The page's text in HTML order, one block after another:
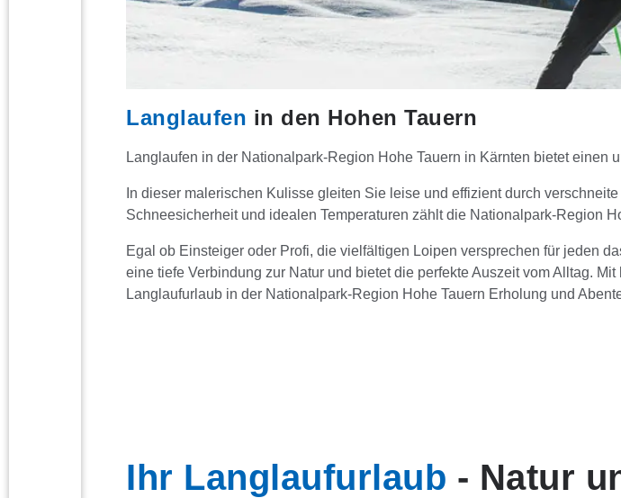
Langlaufen in den Hohen Tauern
Langlaufen in der Nationalpark-Region Hohe Tauern in Kärnten bietet
In dieser malerischen Kulisse gleiten Sie leise und effizient durch
Schneesicherheit und idealen Temperaturen zählt die Nationalpark-Region
Egal ob Einsteiger oder Profi, die vielfältigen Loipen versprechen für jeden
eine tiefe Verbindung zur Natur und bietet die perfekte Auszeit vom Alltag.
Langlaufurlaub in der Nationalpark-Region Hohe Tauern Erholung und
Ihr Langlaufurlaub - Natur